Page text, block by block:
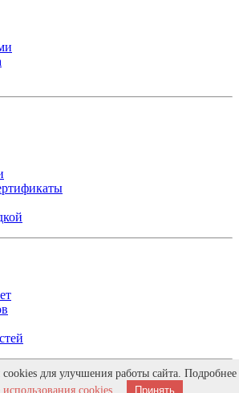
© 2026. Дизайн -XDS
для улучшения работы сайта. Подробнее
cookies. Принять